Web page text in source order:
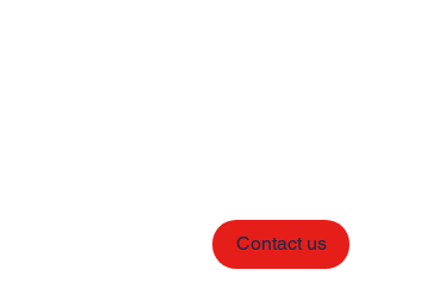
Contact us